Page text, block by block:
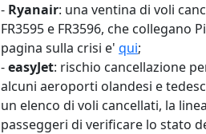
- Ryanair: una ventina di voli
FR3595 e FR3596, che collegano
pagina sulla crisi e' qui;
-easyJet: rischio cancellazione
alcuni aeroporti olandesi e
un elenco di voli cancellati, la
passeggeri di verificare lo stato